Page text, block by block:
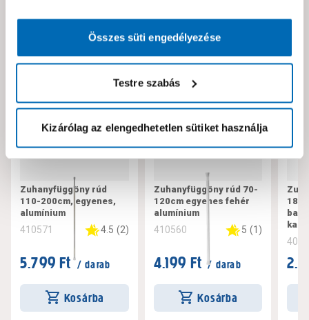
Összes süti engedélyezése
Testre szabás
Kizárólag az elengedhetetlen sütiket használja
Zuhanyfüggöny rúd
110-200cm, egyenes,
alumínium
410571 4.5 (2)
5.799 Ft / darab
Kosárba
Zuhanyfüggöny rúd 70-
120cm egyenes fehér
alumínium
410560 5 (1)
4.199 Ft / darab
Kosárba